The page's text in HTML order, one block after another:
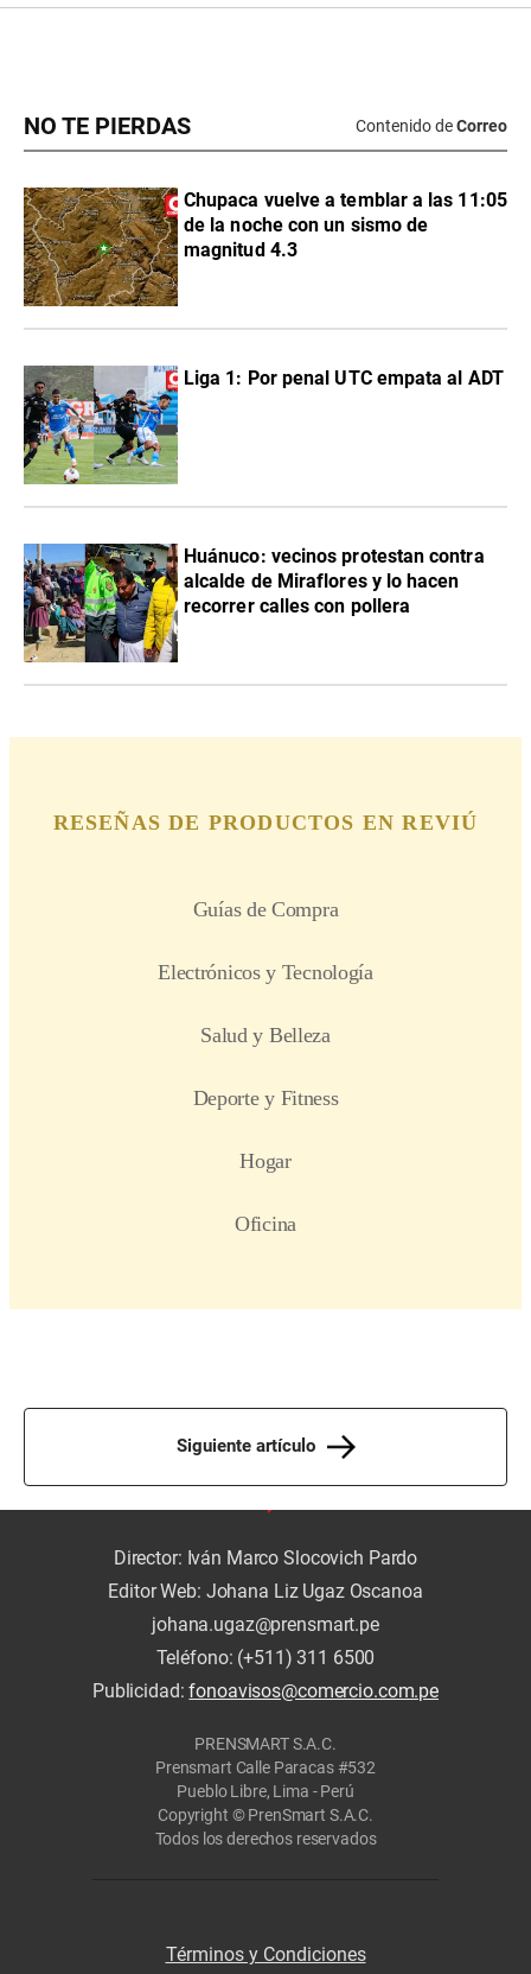
NO TE PIERDAS Contenido deCorreo
Chupaca vuelve a temblar a las 11:05
de la noche con un sismo de
magnitud 4.3
Liga 1: Por penal UTC empata al ADT
Huánuco: vecinos protestan contra
alcalde de Miraflores y lo hacen
recorrer calles con pollera
Siguiente artículo
Director: Iván Marco Slocovich Pardo
Editor Web: Johana Liz Ugaz Oscanoa
johana.ugaz@prensmart.pe
Teléfono: (+511) 311 6500
Publicidad:fonoavisos@comercio.com.pe
PRENSMART S.A.C.
Prensmart Calle Paracas #532
Pueblo Libre, Lima - Perú
Copyright © PrenSmart S.A.C.
Todos los derechos reservados
Términos y Condiciones